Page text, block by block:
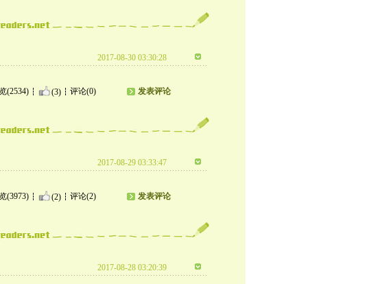
2017-08-30 03:30:28
(2534) (3) 评论(0) 发表评论
2017-08-29 03:33:47
(3973) (2) 评论(2) 发表评论
2017-08-28 03:20:39